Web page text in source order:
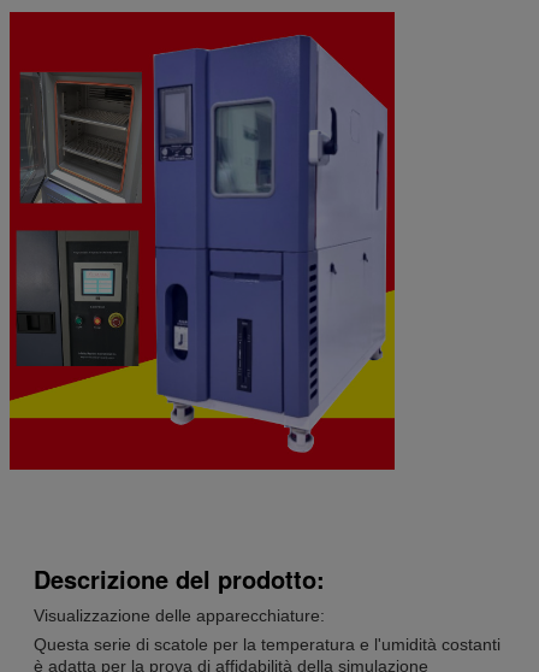
Descrizione del prodotto:
Visualizzazione delle apparecchiature:
Questa serie di scatole per la temperatura e l'umidità costanti
è adatta per la prova di affidabilità della simulazione